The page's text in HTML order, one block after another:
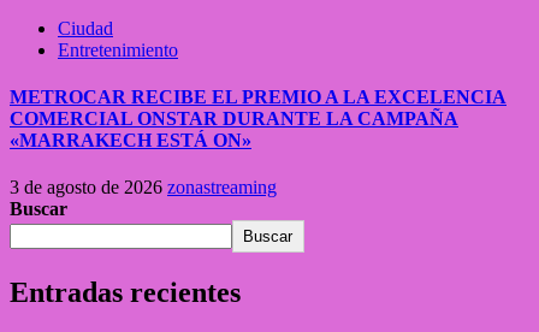
Ciudad
Entretenimiento
METROCAR RECIBE EL PREMIO A LA EXCELENCIA
COMERCIAL ONSTAR DURANTE LA CAMPAÑA
«MARRAKECH ESTÁ ON»
3 de agosto de 2026 zonastreaming
Buscar
Buscar
Entradas recientes